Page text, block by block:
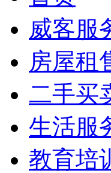
威客服
房屋租
二手买
生活服
教育培